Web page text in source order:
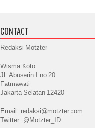
CONTACT
Redaksi Motzter
Wisma Koto
Jl. Abuserin I no 20
Fatmawati
Jakarta Selatan 12420
Email: redaksi@motzter.com
Twitter: @Motzter_ID